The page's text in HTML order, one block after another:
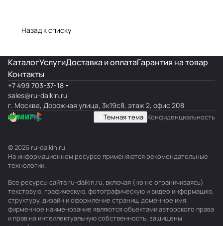
Назад к списку
КаталогУслугиДоставка и оплатаГарантия на товар
Контакты
+7 499 703-37-18
sales@ru-daikin.ru
г. Москва, Дорожная улица, 3к19с8, этаж 2, офис 208
Темная тема Конфиденциальность
© 2026 ru-daikin.ru
На информационном ресурсе применяются рекомендательные
технологии.
Все ресурсы сайта ru-daikin.ru, включая (но не ограничиваясь)
текстовую, графическую, фотографическую и видео информацию,
структуру, дизайн и оформление страниц, доменное имя,
фирменное наименование являются объектами авторского права
и прав на интеллектуальную собственность, защищены